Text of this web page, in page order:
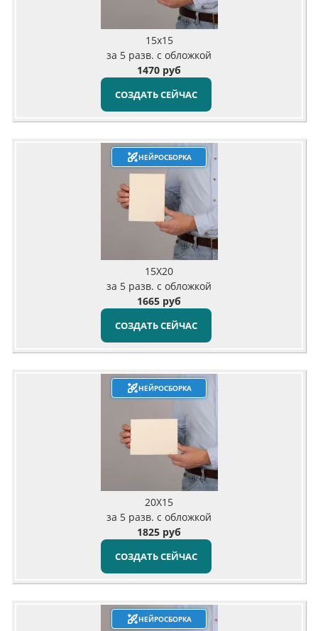
15x15
за 5 разв. с обложкой
1470 руб
СОЗДАТЬ СЕЙЧАС
НЕЙРОСБОРКА
15X20
за 5 разв. с обложкой
1665 руб
СОЗДАТЬ СЕЙЧАС
НЕЙРОСБОРКА
20X15
за 5 разв. с обложкой
1825 руб
СОЗДАТЬ СЕЙЧАС
НЕЙРОСБОРКА